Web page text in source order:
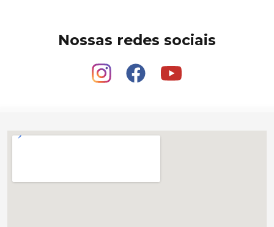
Nossas redes sociais